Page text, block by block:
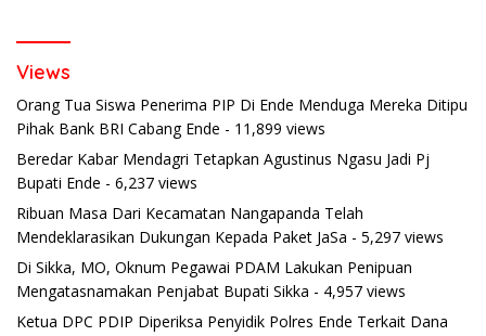
Views
Orang Tua Siswa Penerima PIP Di Ende Menduga Mereka Ditipu
Pihak Bank BRI Cabang Ende - 11,899 views
Beredar Kabar Mendagri Tetapkan Agustinus Ngasu Jadi Pj
Bupati Ende - 6,237 views
Ribuan Masa Dari Kecamatan Nangapanda Telah
Mendeklarasikan Dukungan Kepada Paket JaSa - 5,297 views
Di Sikka, MO, Oknum Pegawai PDAM Lakukan Penipuan
Mengatasnamakan Penjabat Bupati Sikka - 4,957 views
Ketua DPC PDIP Diperiksa Penyidik Polres Ende Terkait Dana